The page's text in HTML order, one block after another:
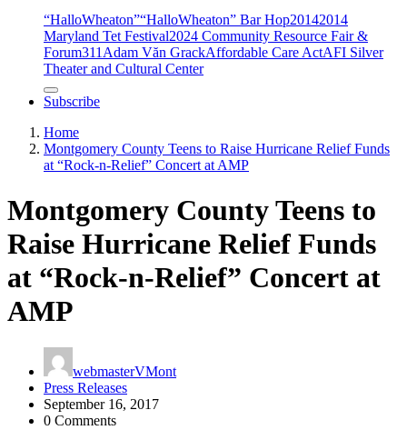
“HalloWheaton”“HalloWheaton” Bar Hop20142014
Maryland Tet Festival2024 Community Resource Fair &
Forum311Adam Văn GrackAffordable Care ActAFI Silver
Theater and Cultural Center
Subscribe
Home
Montgomery County Teens to Raise Hurricane Relief Funds
at “Rock-n-Relief” Concert at AMP
Montgomery County Teens to
Raise Hurricane Relief Funds
at “Rock-n-Relief” Concert at
AMP
webmasterVMont
Press Releases
September 16, 2017
0 Comments